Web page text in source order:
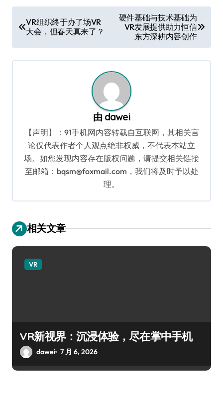
章
导
航
VR组织终于办了场VR
大会，但春天真来了？
硬件基础与技术基础为
VR发展提供助力恒信
东方深耕内容创作
由 dawei
【声明】：91手机网内容转载自互联网，其相关言
论仅代表作者个人观点绝非权威，不代表本站立
场。如您发现内容存在版权问题，请提交相关链接
至邮箱：bqsm@foxmail.com，我们将及时予以处
理。
相关文章
VR
VR新视界：沉浸体验，尽在掌中手机
dawei 7 月 6, 2026